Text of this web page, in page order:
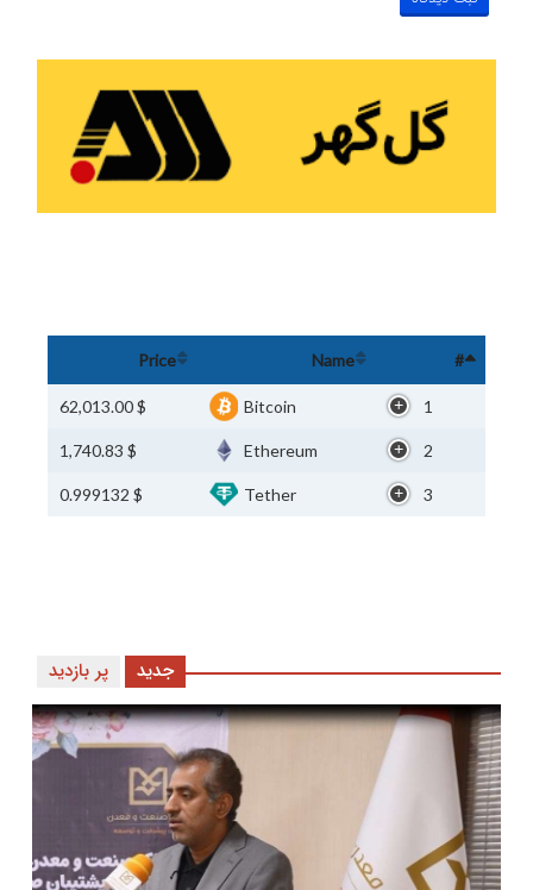
#
Name
Price
1
Bitcoin
$ 62,013.00
2
Ethereum
$ 1,740.83
3
Tether
$ 0.999132
پر بازدید جدید